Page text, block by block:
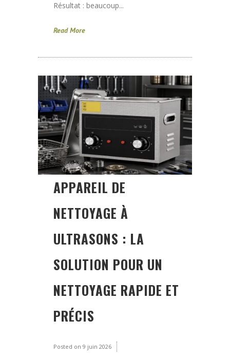
Résultat : beaucoup...
Read More
APPAREIL DE
NETTOYAGE À
ULTRASONS : LA
SOLUTION POUR UN
NETTOYAGE RAPIDE ET
PRÉCIS
Posted on 9 juin 2026